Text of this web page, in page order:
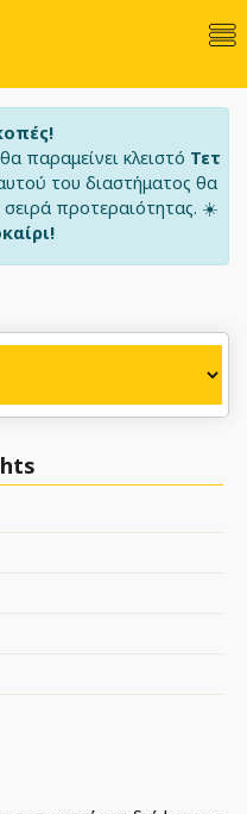
παραμείνει κλειστό Τετ
του διαστήματος θα
σειρά προτεραιότητας. ☀️